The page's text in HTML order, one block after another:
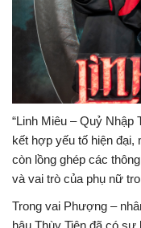
“Linh Miêu – Quỷ Nhập
kết hợp yếu tố hiện đại,
còn lồng ghép các
và vai trò của phụ nữ
Trong vai Phượng –